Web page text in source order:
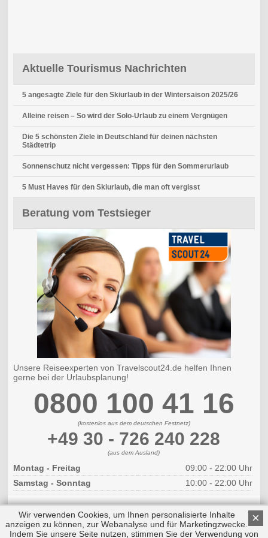
Aktuelle Tourismus Nachrichten
5 angesagte Ziele für den Skiurlaub in der Wintersaison 2025/26
Alleine reisen – So wird der Solo-Urlaub zu einem Vergnügen
Die 5 schönsten Ziele in Deutschland für deinen nächsten
Städtetrip
Sonnenschutz nicht vergessen: Tipps für den Sommerurlaub
5 Must Haves für den Skiurlaub, die man oft vergisst
Beratung vom Testsieger
Unsere Reiseexperten von Travelscout24.de helfen Ihnen
gerne bei der Urlaubsplanung!
0800 100 41 16
(kostenlos aus dem deutschen Festnetz)
+49 30 - 726 240 228
(aus dem Ausland)
Montag - Freitag
09:00 - 22:00 Uhr
Samstag - Sonntag
10:00 - 22:00 Uhr
×
Wir verwenden Cookies, um Ihnen personalisierte Inhalte
anzeigen zu können, zur Webanalyse und für Marketingzwecke.
Indem Sie unsere Seite nutzen, stimmen Sie der Verwendung von